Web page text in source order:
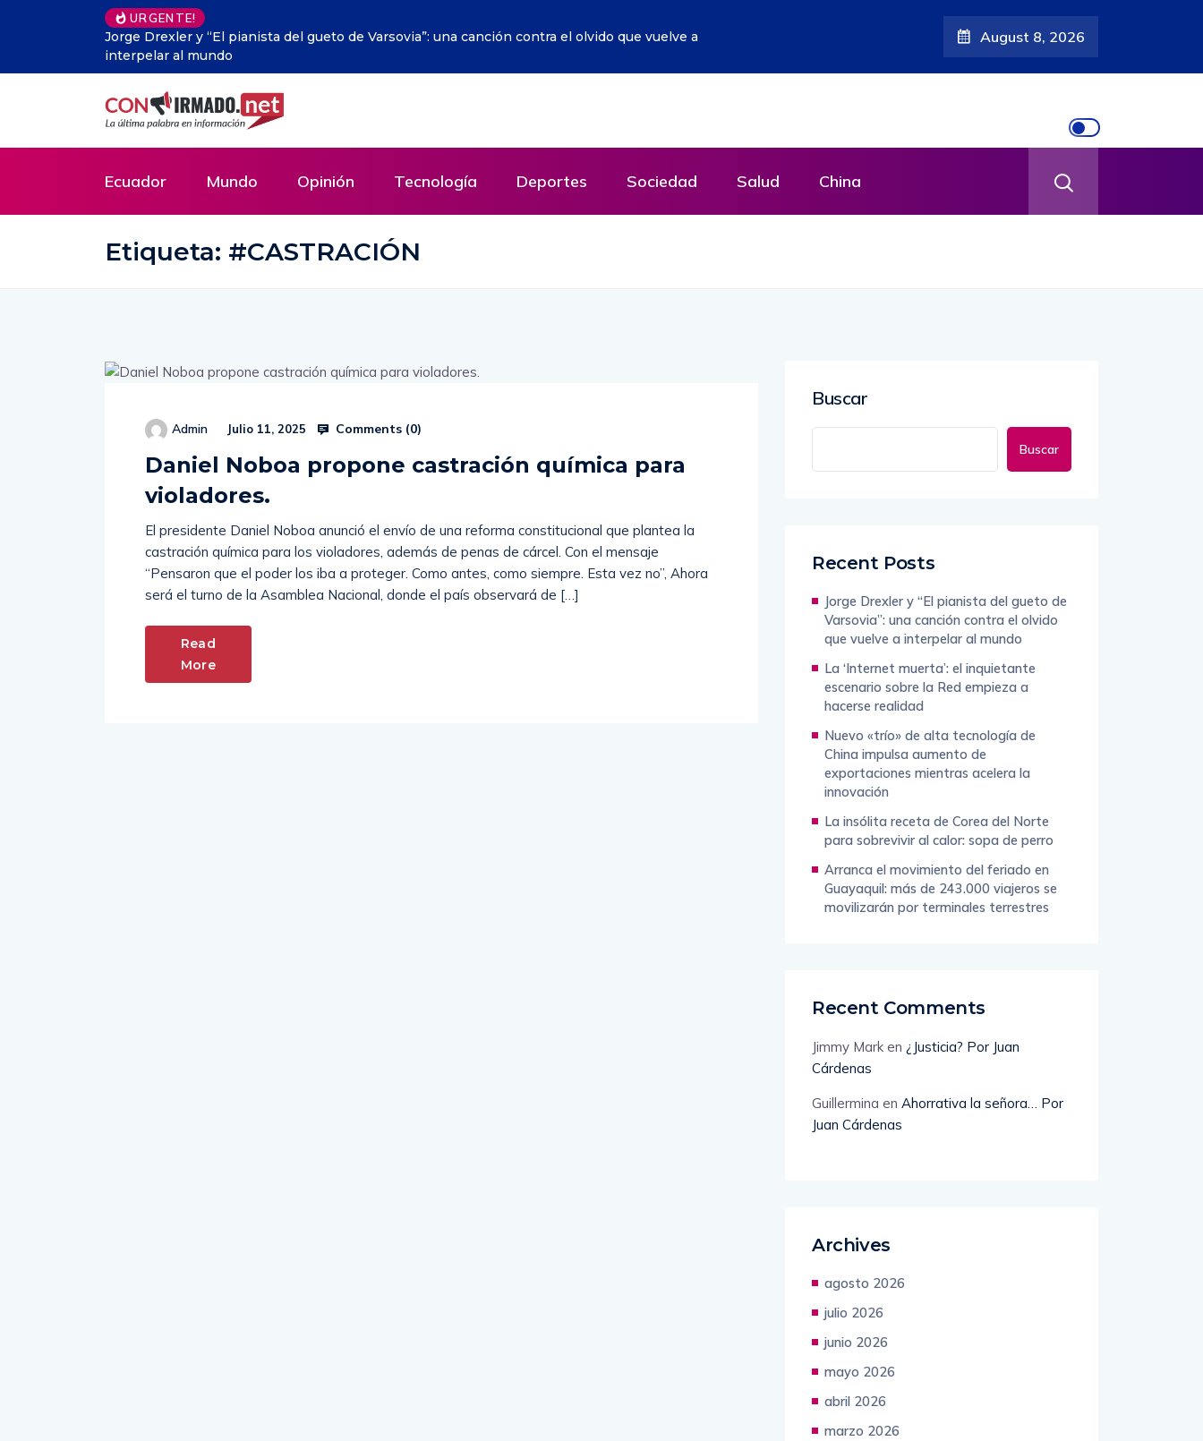
URGENTE!
olvido que vuelve a La ‘Internet muerta’: el inquietante escenario sobre la Red empieza a hacerse realidad August 8, 2026
Ecuador Mundo Opinión Tecnología Deportes Sociedad Salud China
Etiqueta: #CASTRACIÓN
Admin Julio 11, 2025 Comments (0)
Daniel Noboa propone castración química para
violadores.
El presidente Daniel Noboa anunció el envío de una reforma constitucional que plantea la
castración química para los violadores, además de penas de cárcel. Con el mensaje
“Pensaron que el poder los iba a proteger. Como antes, como siempre. Esta vez no”, Ahora
será el turno de la Asamblea Nacional, donde el país observará de […]
Read
More
Buscar
Buscar
Recent Posts
Jorge Drexler y “El pianista del gueto de
Varsovia”: una canción contra el olvido
que vuelve a interpelar al mundo
La ‘Internet muerta’: el inquietante
escenario sobre la Red empieza a
hacerse realidad
Nuevo «trío» de alta tecnología de
China impulsa aumento de
exportaciones mientras acelera la
innovación
La insólita receta de Corea del Norte
para sobrevivir al calor: sopa de perro
Arranca el movimiento del feriado en
Guayaquil: más de 243.000 viajeros se
movilizarán por terminales terrestres
Recent Comments
Jimmy Mark en ¿Justicia? Por Juan
Cárdenas
Guillermina en Ahorrativa la señora… Por
Juan Cárdenas
Archives
agosto 2026
julio 2026
junio 2026
mayo 2026
abril 2026
marzo 2026